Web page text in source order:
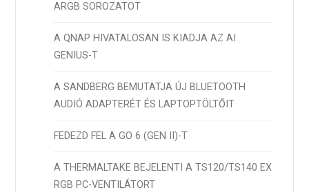
ARGB SOROZATOT
A QNAP HIVATALOSAN IS KIADJA AZ AI
GENIUS-T
A SANDBERG BEMUTATJA ÚJ BLUETOOTH
AUDIÓ ADAPTERÉT ÉS LAPTOPTÖLTŐIT
FEDEZD FEL A GO 6 (GEN II)-T
A THERMALTAKE BEJELENTI A TS120/TS140 EX
RGB PC-VENTILÁTORT